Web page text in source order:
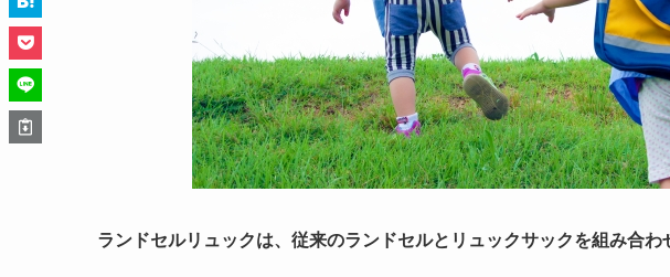
ランドセルリュックは、従来のランドセルとリュックサックを組み合